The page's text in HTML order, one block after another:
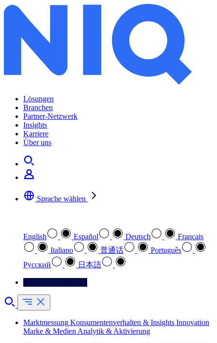
Lösungen
Branchen
Partner-Netzwerk
Insights
Karriere
Über uns
Sprache wählen
English Español Deutsch
Français
Italiano
普通话
Português
Pусский
日本語
Marktmessung Konsumentenverhalten & Insights Innovation
Marke & Medien Analytik & Aktivierung